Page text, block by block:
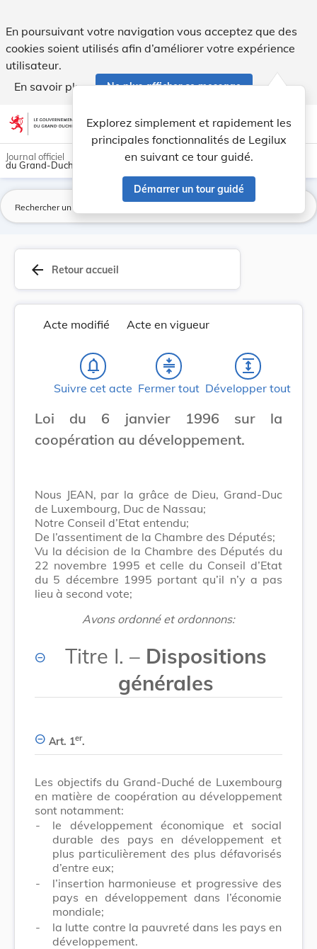
En poursuivant votre navigation vous acceptez que des
cookies soient utilisés afin d’améliorer votre expérience
utilisateur.
En savoir plus
Ne plus afficher ce message
Aller au contenu account_circle help Aide
Explorez simplement et rapidement les
principales fonctionnalités de Legilux
en suivant ce tour guidé.
Démarrer un tour guidé
light_mode dark_mode
Journal officiel
du Grand-Duché de Luxembourg
arrow_back Retour accueil
Acte modifié Acte en vigueur
notifications_none
Suivre cet acte
compress
Fermer tout
expand
Développer tout
Loi du 6 janvier 1996 sur la
coopération au développement.
Nous JEAN, par la grâce de Dieu, Grand-Duc
de Luxembourg, Duc de Nassau;
Notre Conseil d’Etat entendu;
De l’assentiment de la Chambre des Députés;
Vu la décision de la Chambre des Députés du
22 novembre 1995 et celle du Conseil d’Etat
du 5 décembre 1995 portant qu’il n’y a pas
lieu à second vote;
Avons ordonné et ordonnons:
Titre I. – Dispositions
générales
Art. 1er.
Les objectifs du Grand-Duché de Luxembourg
en matière de coopération au développement
sont notamment:
-
le développement économique et social
durable des pays en développement et
plus particulièrement des plus défavorisés
d’entre eux;
-
l’insertion harmonieuse et progressive des
pays en développement dans l’économie
mondiale;
-
la lutte contre la pauvreté dans les pays en
développement.